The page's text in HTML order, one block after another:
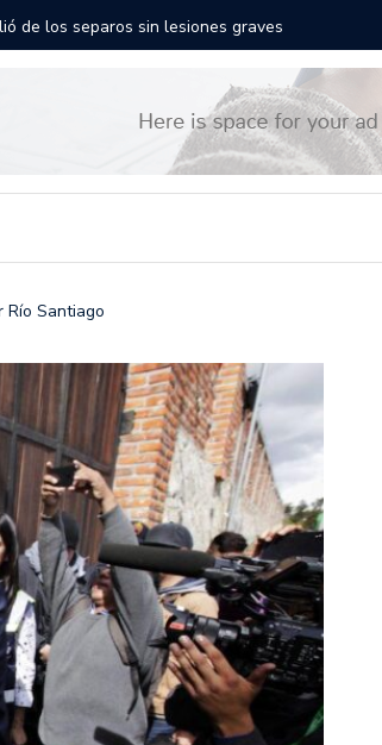
aparta la fecha Todo
Santiago